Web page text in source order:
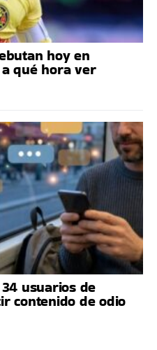
hoy en
qué hora ver
usuarios de
contenido de odio